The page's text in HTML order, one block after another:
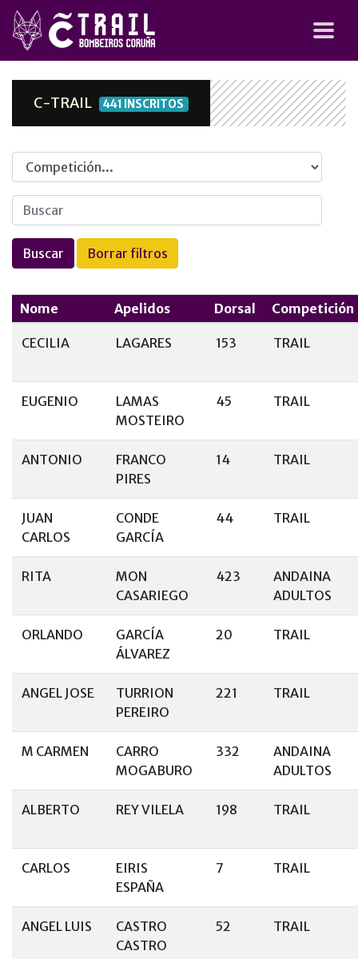
C-TRAIL 441 INSCRITOS
Competicion
Nome Apelidos Dorsal Competición
CECILIA LAGARES 153 TRAIL
EUGENIO
LAMAS
MOSTEIRO
45 TRAIL
ANTONIO
FRANCO
PIRES
14 TRAIL
JUAN
CARLOS
CONDE
GARCÍA
44 TRAIL
RITA
MON
CASARIEGO
423
ANDAINA
ADULTOS
ORLANDO
GARCÍA
ÁLVAREZ
20 TRAIL
ANGEL JOSE
TURRION
PEREIRO
221 TRAIL
M CARMEN
CARRO
MOGABURO
332
ANDAINA
ADULTOS
ALBERTO REY VILELA 198 TRAIL
CARLOS
EIRIS
ESPAÑA
7 TRAIL
ANGEL LUIS
CASTRO
CASTRO
52 TRAIL